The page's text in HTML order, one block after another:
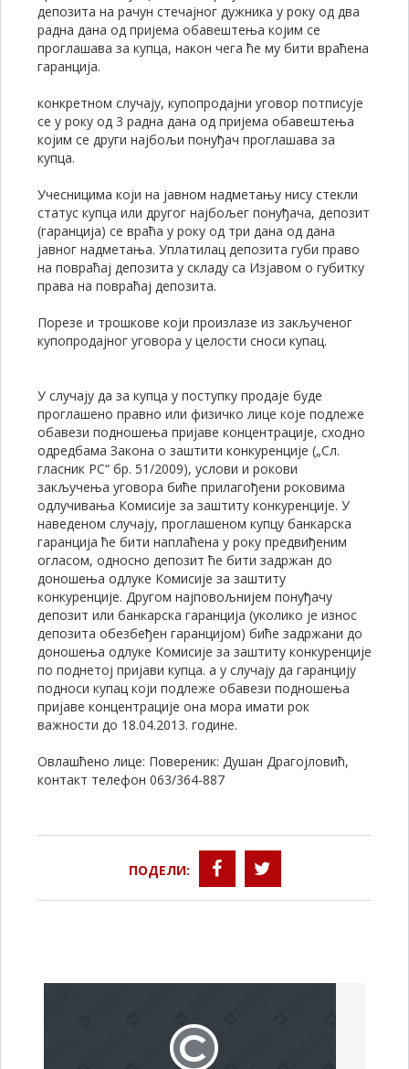
депозита на рачун стечајног дужника у року од два
радна дана од пријема обавештења којим се
проглашава за купца, након чега ће му бити враћена
гаранција.
конкретном случају, купопродајни уговор потписује
се у року од 3 радна дана од пријема обавештења
којим се други најбољи понуђач проглашава за
купца.
Учесницима који на јавном надметању нису стекли
статус купца или другог најбољег понуђача, депозит
(гаранција) се враћа у року од три дана од дана
јавног надметања. Уплатилац депозита губи право
на повраћај депозита у складу са Изјавом о губитку
права на повраћај депозита.
Порезе и трошкове који произлазе из закљученог
купопродајног уговора у целости сноси купац.
У случају да за купца у поступку продаје буде
проглашено правно или физичко лице које подлеже
обавези подношења пријаве концентрације, сходно
одредбама Закона о заштити конкуренције („Сл.
гласник РС“ бр. 51/2009), услови и рокови
закључења уговора биће прилагођени роковима
одлучивања Комисије за заштиту конкуренције. У
наведеном случају, проглашеном купцу банкарска
гаранција ће бити наплаћена у року предвиђеним
огласом, односно депозит ће бити задржан до
доношења одлуке Комисије за заштиту
конкуренције. Другом најповољнијем понуђачу
депозит или банкарска гаранција (уколико је износ
депозита обезбеђен гаранцијом) биће задржани до
доношења одлуке Комисије за заштиту конкуренције
по поднетој пријави купца. а у случају да гаранцију
подноси купац који подлеже обавези подношења
пријаве концентрације она мора имати рок
важности до 18.04.2013. године.
Oвлашћено лице: Повереник: Душан Драгојловић,
контакт телефон 063/364-887
ПОДЕЛИ: